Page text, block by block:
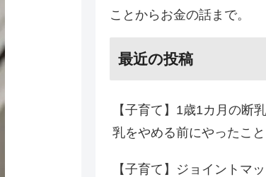
ことからお金の話まで。
最近の投稿
【子育て】1歳1カ月の断
乳をやめる前にやったこと
【子育て】ジョイントマ